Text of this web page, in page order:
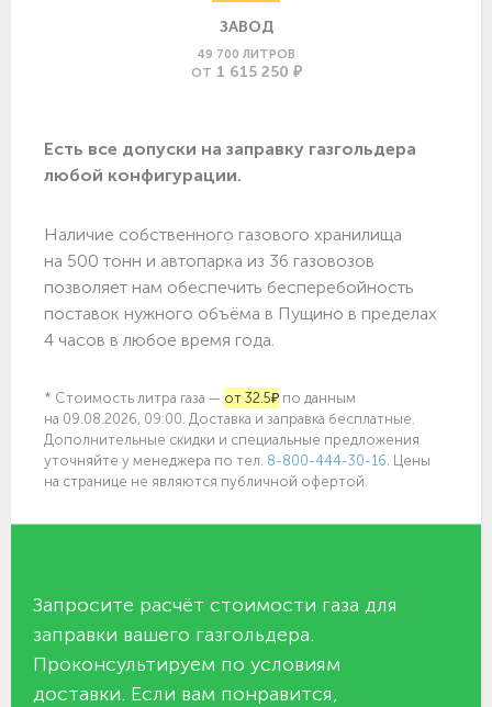
ЗАВОД
49 700 ЛИТРОВ
ОТ 1 615 250 ₽
Есть все допуски нa заправку газгольдера
любой конфигурации.
Наличие собственного газового хранилища
на 500 тонн и автопарка из 36 газовозов
позволяет нам обеспечить бесперебойность
поставок нужного объёма в Пущино в пределах
4 часов в любое время года.
* Стоимость литра газа — от 32.5₽ по данным
на 09.08.2026, 09:00. Доставка и заправка бесплатные.
Дополнительные скидки и специальные предложения
уточняйте у менеджера по тел. 8-800-444-30-16 . Цены
на странице не являются публичной офертой.
Запросите расчёт стоимости газа для
заправки вашего газгольдера.
Проконсультируем по условиям
доставки. Если вам понравится,